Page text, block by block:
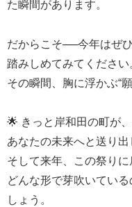
た瞬間があります。
だからこそ──今年はぜ
踏みしめてみてください
その瞬間、胸に浮かぶ“
🌟 きっと岸和田の町が
あなたの未来へと送り出
そして来年、この祭り
どんな形で芽吹いてい
しょう。